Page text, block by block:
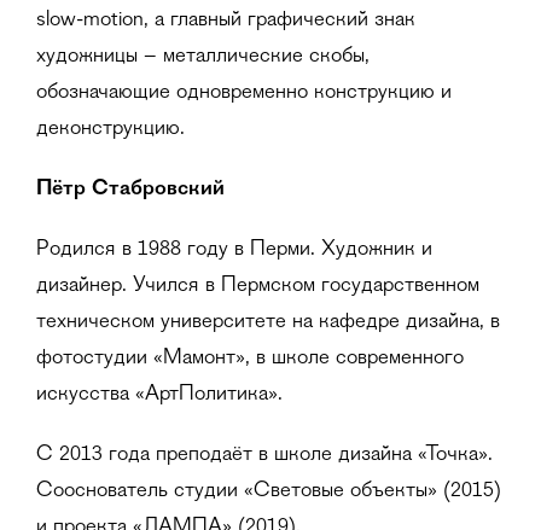
slow-motion, а главный графический знак
художницы – металлические скобы,
обозначающие одновременно конструкцию и
деконструкцию.
Пётр Стабровский
Родился в 1988 году в Перми. Художник и
дизайнер. Учился в Пермском государственном
техническом университете на кафедре дизайна, в
фотостудии «Мамонт», в школе современного
искусства «АртПолитика».
С 2013 года преподаёт в школе дизайна «Точка».
Сооснователь студии «Световые объекты» (2015)